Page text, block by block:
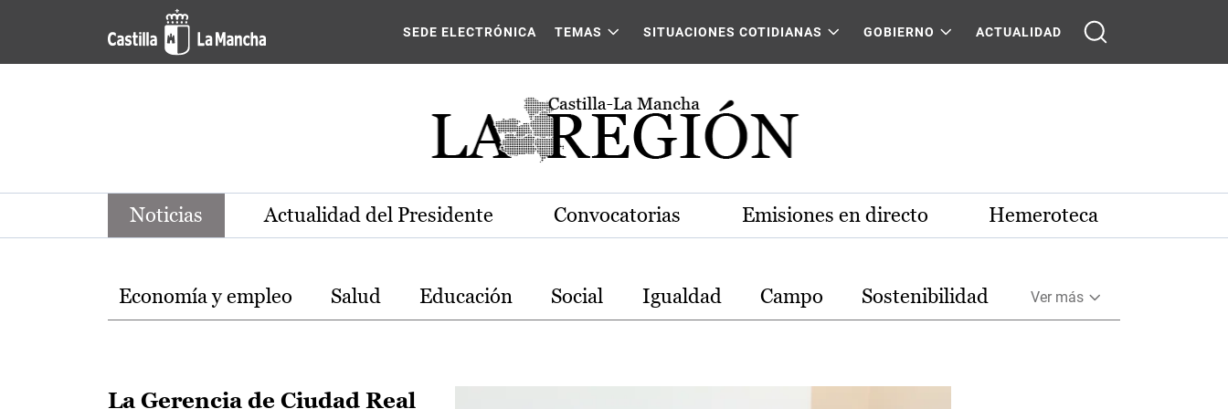
Pasar al contenido principal
Noticias de la región de Castilla-La Mancha
SEDE ELECTRÓNICA TEMAS SITUACIONES COTIDIANAS GOBIERNO ACTUALIDAD
Noticias Actualidad del Presidente Convocatorias Emisiones en directo Hemeroteca
Temas
Economía y empleo Salud Educación Social Igualdad Campo Sostenibilidad Ver más
La Gerencia de Ciudad Real